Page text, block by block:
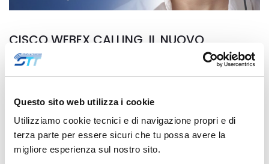
Questo sito web utilizza i cookie
Utilizziamo cookie tecnici e di navigazione propri e di
terza parte per essere sicuri che tu possa avere la
migliore esperienza sul nostro sito.
CISCO WEBEX CALLING, IL NUOVO
CENTRALINO IN CLOUD
aziendale totalmente in cloud, che consente di chiamare,
collaborare e organizzare meeting con un click; garantire